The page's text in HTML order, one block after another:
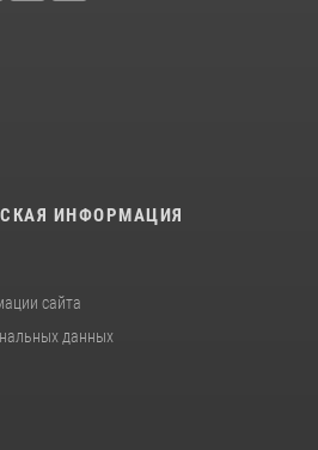
ИНФОРМАЦИЯ
сайта
данных